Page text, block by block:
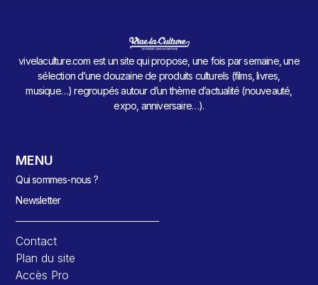
vivelaculture.com est un site qui propose, une fois par semaine, une
sélection d’une douzaine de produits culturels (films, livres,
musique…) regroupés autour d’un thème d’actualité (nouveauté,
expo, anniversaire…).
MENU
Qui sommes-nous ?
Newsletter
Contact
Plan du site
Accès Pro